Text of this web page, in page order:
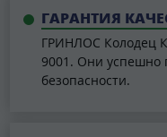
ГАРАНТИЯ
ГРИНЛОС Колодец
9001. Они успешно
безопасности.